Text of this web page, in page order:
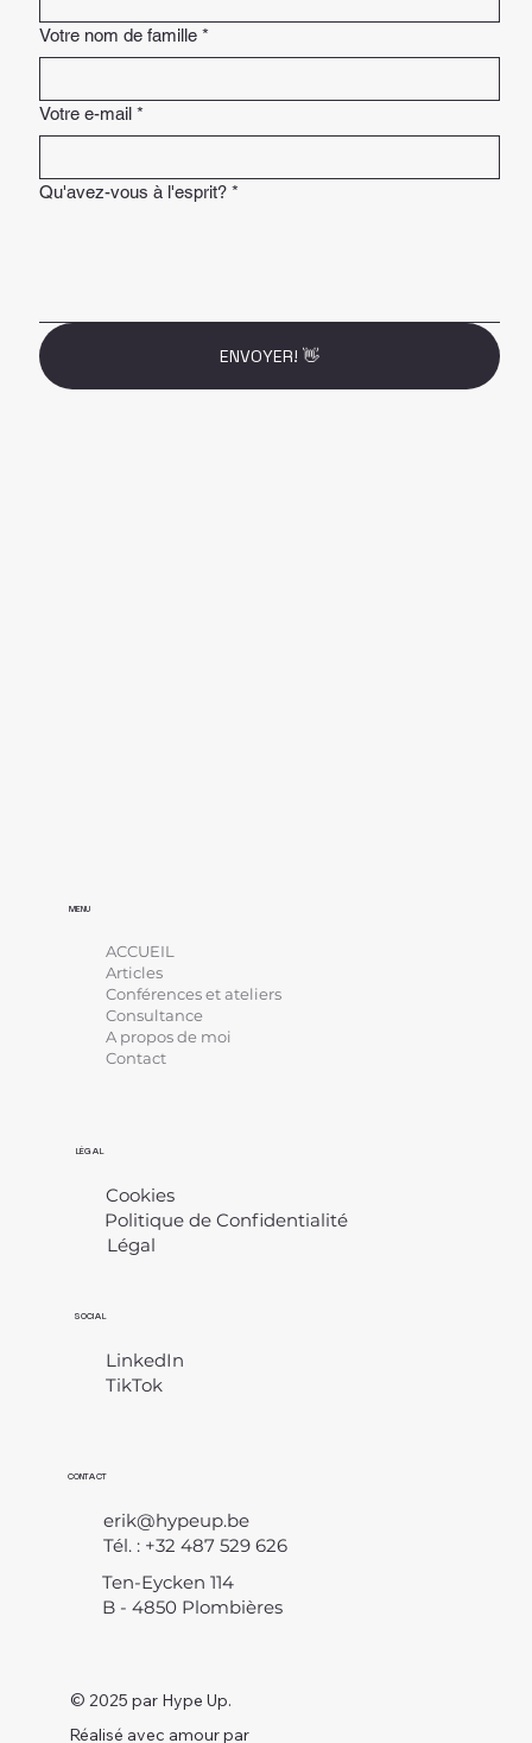
Réalisé avec amour par
Votre nom de famille *
Votre e-mail *
Qu'avez-vous à l'esprit? *
ENVOYER! 👋
LÉGAL
Cookies
Politique de Confidentialité
Légal
SOCIAL
LinkedIn
TikTok
CONTACT
erik@hypeup.be
Tél. : +32 487 529 626
Ten-Eycken 114
B - 4850 Plombières
MENU
ACCUEIL
Articles
Conférences et ateliers
Consultance
A propos de moi
Contact
© 2025 par Hype Up.